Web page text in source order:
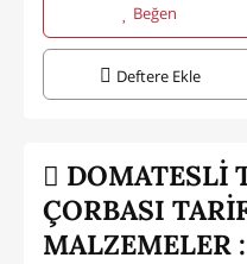
Beğen
Deftere Ekle
DOMATESLİ
ÇORBASI
MALZEMELER :